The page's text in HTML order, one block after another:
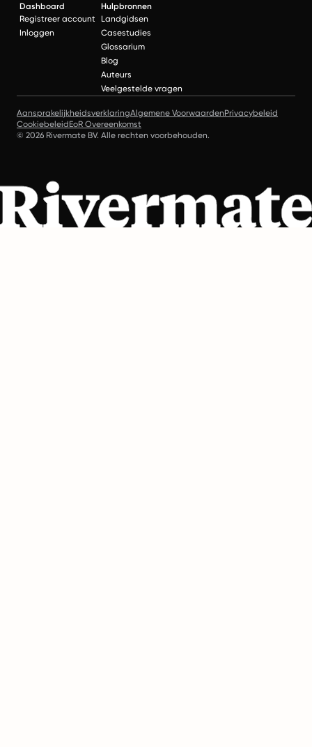
Dashboard
Registreer account
Inloggen
Hulpbronnen
Landgidsen
Casestudies
Glossarium
Blog
Auteurs
Veelgestelde vragen
AansprakelijkheidsverklaringAlgemene VoorwaardenPrivacybeleid
CookiebeleidEoR Overeenkomst
© 2026 Rivermate BV. Alle rechten voorbehouden.